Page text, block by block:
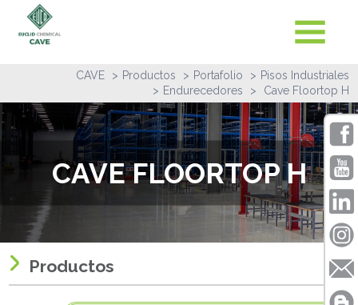
CAVE Productos Portafolio
Pisos Industriales
Endurecedores
Cave Floortop H
CAVE FLOORTOP H
Productos